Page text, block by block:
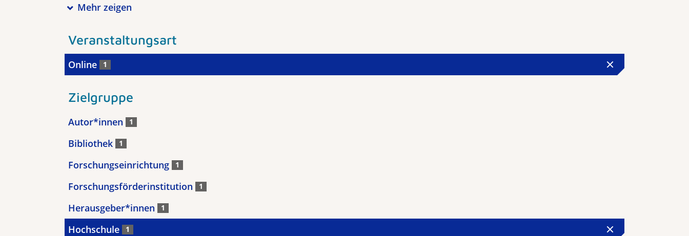
Mehr zeigen
Veranstaltungsart
Online 1
Zielgruppe
Autor*innen 1
Bibliothek 1
Forschungseinrichtung 1
Forschungsförderinstitution 1
Herausgeber*innen 1
Hochschule 1